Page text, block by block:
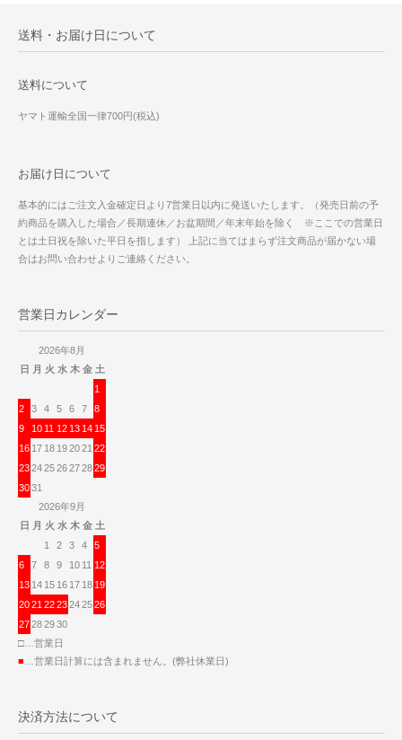
送料・お届け日について
送料について
ヤマト運輸全国一律700円(税込)
お届け日について
基本的にはご注文入金確定日より7営業日以内に発送いたします。（発売日前の予
約商品を購入した場合／長期連休／お盆期間／年末年始を除く ※ここでの営業日
とは土日祝を除いた平日を指します） 上記に当てはまらず注文商品が届かない場
合はお問い合わせよりご連絡ください。
営業日カレンダー
2026年8月
日 月 火 水 木 金 土
1
2
3 4 5 6 7
8
9
10 11 12 13 14 15
16 17 18 192021 22
23242526272829
3031
2026年9月
日 月 火 水 木 金 土
1
2 3 4
5
6
7 8 9 10 11 12
13 14 15 16 17 18 19
2021 2223242526
27282930
□…営業日
■ …営業日計算には含まれません。(弊社休業日)
決済方法について